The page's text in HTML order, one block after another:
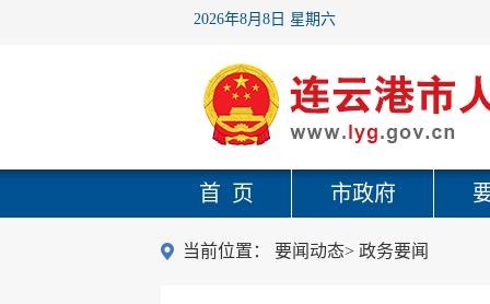
2026年8月8日 星期六
首 页 市政府
当前位置： 要闻动态> 政务要闻